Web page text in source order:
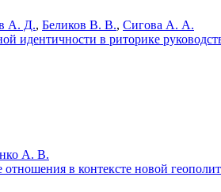
А. Д., Беликов В. В., Сигова А. А.
идентичности в риторике
А. В.
отношения в контексте новой